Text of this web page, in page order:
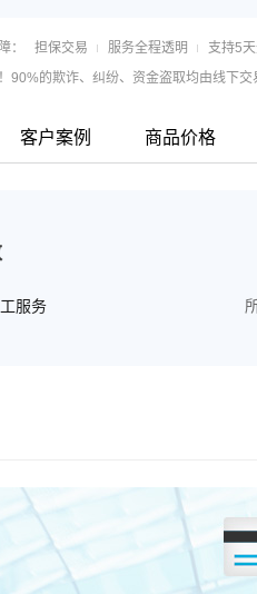
： 担保交易 服务全程透明 支持5
90%的欺诈、纠纷、资金盗取均由线下交
客户案例 商品价格
服务